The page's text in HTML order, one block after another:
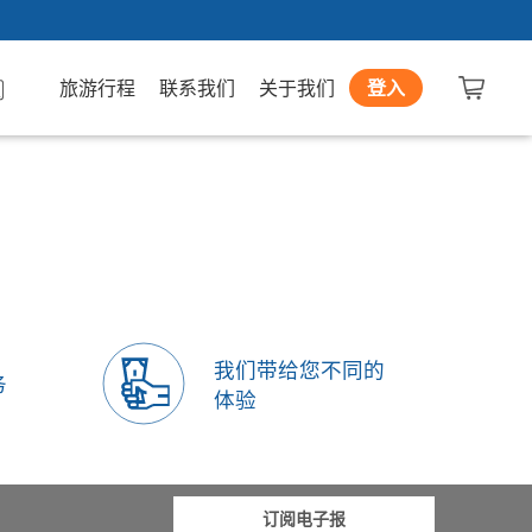
旅游行程 联系我们 关于我们 登入
我们带给您不同的
体验
订阅电子报